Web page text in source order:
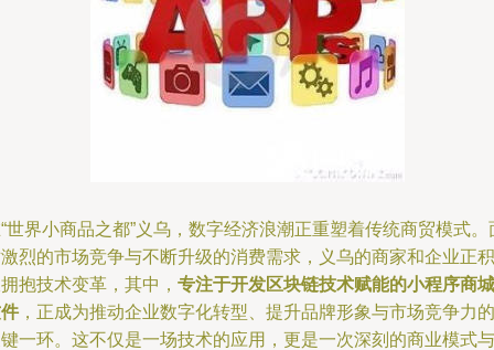
世界小商品之都”义乌，数字经济浪潮正重塑着传统商贸模式。
烈的市场竞争与不断升级的消费需求，义乌的商家和企业正积
抱技术变革，其中， 专注于开发区块链技术赋能的小程序商城
，正成为推动企业数字化转型、提升品牌形象与市场竞争力的
一环。这不仅是一场技术的应用，更是一次深刻的商业模式与